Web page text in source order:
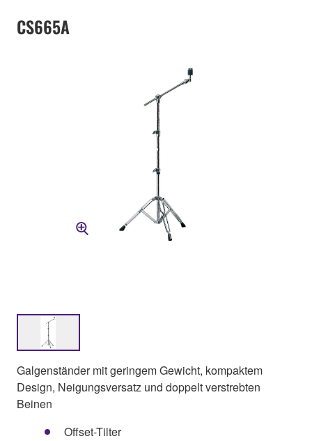
CS665A
Galgenständer mit geringem Gewicht, kompaktem
Design, Neigungsversatz und doppelt verstrebten
Beinen
Offset-Tilter